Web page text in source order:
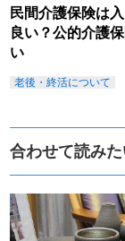
民間介護保険は
良い？公的介護
い
老後・終活について
合わせて読み